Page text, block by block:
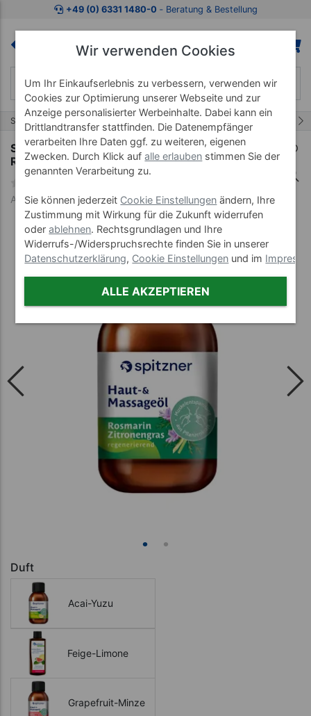
Zum Kaufbereich springen Zur Produktbeschreibung
+49 (0) 6331 1480-0 ‐ Beratung & Bestellung
Start Therapiebedarf Präparate 428/457
Spitzner Aroma Haut- und Massageöl
Rosmarin-Zitronengras, 200 ml
Art-Nr. 36256
Duft
Acai-Yuzu
Feige-Limone
Grapefruit-Minze
Wir verwenden Cookies
Um Ihr Einkaufserlebnis zu verbessern, verwenden wir
Cookies zur Optimierung unserer Webseite und zur
Anzeige personalisierter Werbeinhalte. Dabei kann ein
Drittlandtransfer stattfinden. Die Datenempfänger
verarbeiten Ihre Daten ggf. zu weiteren, eigenen
Zwecken. Durch Klick aufalle erlauben stimmen Sie der
genannten Verarbeitung zu.
Sie können jederzeit Cookie Einstellungen ändern, Ihre
Zustimmung mit Wirkung für die Zukunft widerrufen
oderablehnen. Rechtsgrundlagen und Ihre
Widerrufs-/Widerspruchsrechte finden Sie in unserer
Datenschutzerklärung, Cookie Einstellungen und im
ALLE AKZEPTIEREN